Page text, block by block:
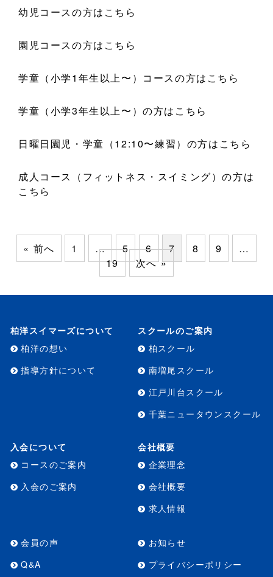
幼児コースの方はこちら
園児コースの方はこちら
学童（小学1年生以上〜）コースの方はこちら
学童（小学3年生以上〜）の方はこちら
日曜日園児・学童（12:10〜練習）の方はこちら
成人コース（フィットネス・スイミング）の方は
こちら
« 前へ 1 … 5 6 7 8 9
…
19
次へ »
柏洋スイマーズについて
柏洋の想い
指導方針について
スクールのご案内
柏スクール
南増尾スクール
江戸川台スクール
千葉ニュータウンスクール
入会について
コースのご案内
入会のご案内
会社概要
企業理念
会社概要
求人情報
会員の声
Q&A
お知らせ
プライバシーポリシー